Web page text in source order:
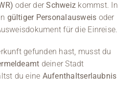
oder derSchweiz kommst. In
gültiger Personalausweis oder
für die Einreise.
gefunden hast, musst du
deiner Stadt
du eine Aufenthaltserlaubnis